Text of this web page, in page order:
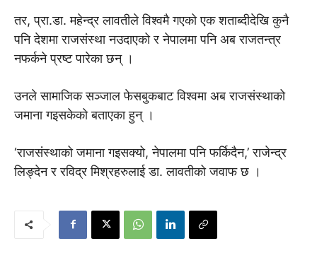
तर, प्रा.डा. महेन्द्र लावतीले विश्वमै गएको एक शताब्दीदेखि कुनै
पनि देशमा राजसंस्था नउदाएको र नेपालमा पनि अब राजतन्त्र
नफर्कने प्रष्ट पारेका छन् ।
उनले सामाजिक सञ्जाल फेसबुकबाट विश्वमा अब राजसंस्थाको
जमाना गइसकेको बताएका हुन् ।
‘राजसंस्थाको जमाना गइसक्यो, नेपालमा पनि फर्किदैन,’ राजेन्द्र
लिङ्देन र रविद्र मिश्रहरुलाई डा. लावतीको जवाफ छ ।